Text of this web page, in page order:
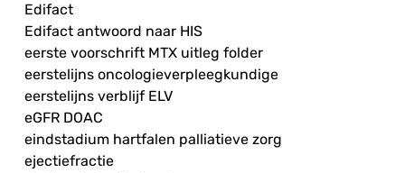
Edifact
Edifact antwoord naar HIS
eerste voorschrift MTX uitleg folder
eerstelijns oncologieverpleegkundige
eerstelijns verblijf ELV
eGFR DOAC
eindstadium hartfalen palliatieve zorg
ejectiefractie